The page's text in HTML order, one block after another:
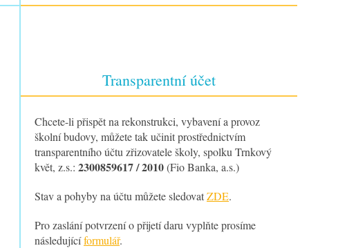
Transparentní účet
Chcete-li přispět na rekonstrukci, vybavení a provoz
školní budovy, můžete tak učinit prostřednictvím
transparentního účtu zřizovatele školy, spolku Trnkový
květ, z.s.: 2300859617 / 2010(Fio Banka, a.s.)
Stav a pohyby na účtu můžete sledovatZDE.
Pro zaslání potvrzení o přijetí daru vyplňte prosíme
následujícíformulář.